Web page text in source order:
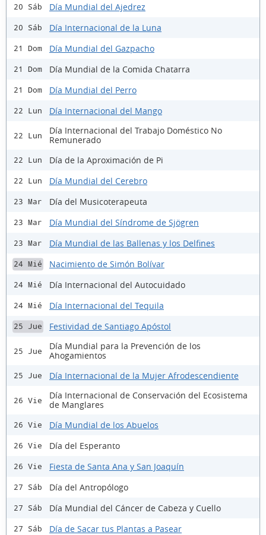
20 Sáb Día Mundial del Ajedrez
20 Sáb Día Internacional de la Luna
21 Dom Día Mundial del Gazpacho
21 Dom Día Mundial de la Comida Chatarra
21 Dom Día Mundial del Perro
22 Lun Día Internacional del Mango
22 Lun
Día Internacional del Trabajo Doméstico No
Remunerado
22 Lun Día de la Aproximación de Pi
22 Lun Día Mundial del Cerebro
23 Mar Día del Musicoterapeuta
23 Mar Día Mundial del Síndrome de Sjögren
23 Mar Día Mundial de las Ballenas y los Delfines
24 Mié Nacimiento de Simón Bolívar
24 Mié Día Internacional del Autocuidado
24 Mié Día Internacional del Tequila
25 Jue Festividad de Santiago Apóstol
25 Jue
Día Mundial para la Prevención de los
Ahogamientos
25 Jue Día Internacional de la Mujer Afrodescendiente
26 Vie
Día Internacional de Conservación del Ecosistema
de Manglares
26 Vie Día Mundial de los Abuelos
26 Vie Día del Esperanto
26 Vie Fiesta de Santa Ana y San Joaquín
27 Sáb Día del Antropólogo
27 Sáb Día Mundial del Cáncer de Cabeza y Cuello
27 Sáb Día de Sacar tus Plantas a Pasear